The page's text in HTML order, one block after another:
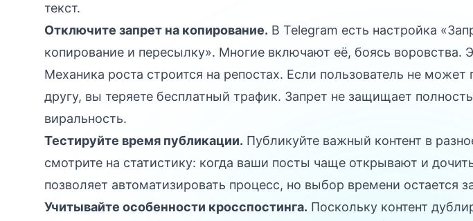
текст.
Отключите запрет на копирование. В Telegram есть настройка
копирование и пересылку». Многие включают её, боясь воровства.
Механика роста строится на репостах. Если пользователь не может
другу, вы теряете бесплатный трафик. Запрет не защищает
виральность.
Тестируйте время публикации. Публикуйте важный контент в
смотрите на статистику: когда ваши посты чаще открывают и
позволяет автоматизировать процесс, но выбор времени остается
Учитывайте особенности кросспостинга. Поскольку контент